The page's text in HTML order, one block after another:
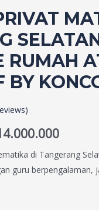
RUMAH
BY
di Tangerang
guru berpengalaman,